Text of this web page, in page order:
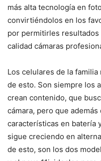
más alta tecnología en
convirtiéndolos en los
por permitirles
calidad cámaras
Los celulares de la
de esto. Son siempre los
crean contenido, que
cámara, pero que
características en batería
sigue creciendo en
de esto, son los dos